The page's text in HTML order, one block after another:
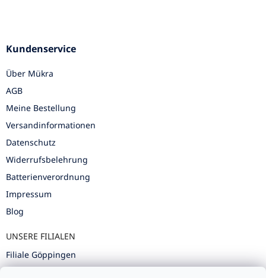
Kundenservice
Über Mükra
AGB
Meine Bestellung
Versandinformationen
Datenschutz
Widerrufsbelehrung
Batterienverordnung
Impressum
Blog
UNSERE FILIALEN
Filiale Göppingen